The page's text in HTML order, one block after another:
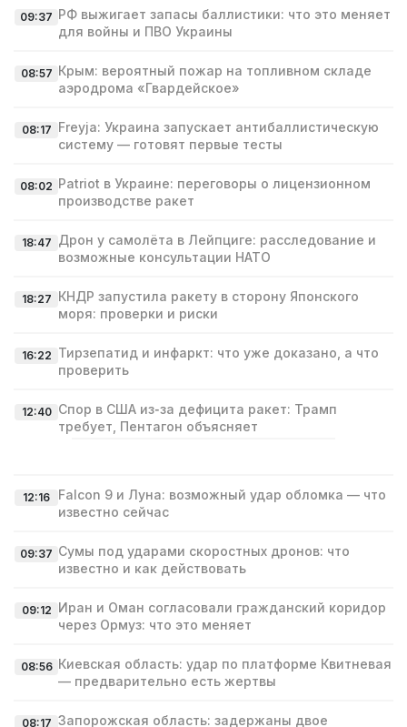
09:37 РФ выжигает запасы баллистики: что это меняет
для войны и ПВО Украины
08:57 Крым: вероятный пожар на топливном складе
аэродрома «Гвардейское»
08:17 Freyja: Украина запускает антибаллистическую
систему — готовят первые тесты
08:02 Patriot в Украине: переговоры о лицензионном
производстве ракет
18:47 Дрон у самолёта в Лейпциге: расследование и
возможные консультации НАТО
18:27 КНДР запустила ракету в сторону Японского
моря: проверки и риски
16:22 Тирзепатид и инфаркт: что уже доказано, а что
проверить
12:40 Спор в США из‑за дефицита ракет: Трамп
требует, Пентагон объясняет
12:16
Falcon 9 и Луна: возможный удар обломка — что
известно сейчас
09:37 Сумы под ударами скоростных дронов: что
известно и как действовать
09:12 Иран и Оман согласовали гражданский коридор
через Ормуз: что это меняет
08:56 Киевская область: удар по платформе Квитневая
— предварительно есть жертвы
08:17 Запорожская область: задержаны двое